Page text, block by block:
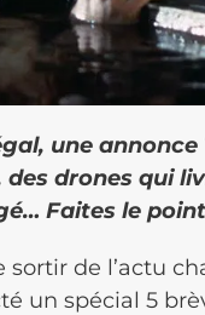
une
des drones qui
Faites le
de l’actu
un spécial 5